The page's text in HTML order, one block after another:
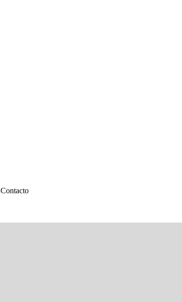
Contacto